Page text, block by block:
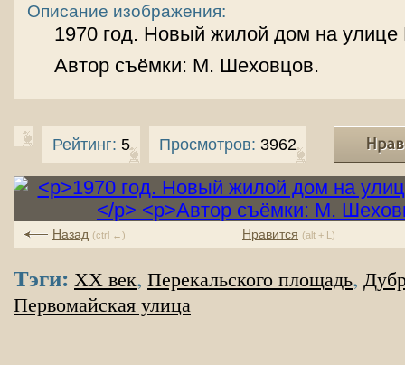
Описание изображения:
1970 год. Новый жилой дом на улице
Автор съёмки: М. Шеховцов.
Рейтинг: 5 Просмотров: 3962
Нравится (alt + L)
Назад (ctrl ←)
Тэги: XX век, Перекальского площадь,
Первомайская улица